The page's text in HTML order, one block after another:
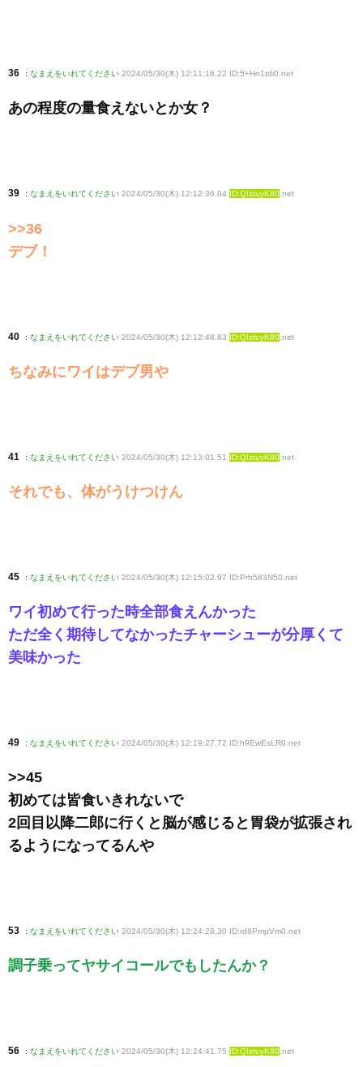
36 : なまえをいれてください 2024/05/30(木) 12:11:16.22 ID:5+Hn1tdi0 .net
あの程度の量食えないとか女？
39 : なまえをいれてください 2024/05/30(木) 12:12:36.04 ID:QIztuyK80.net
>>36
デブ！
40 : なまえをいれてください 2024/05/30(木) 12:12:48.83 ID:QIztuyK80 .net
ちなみにワイはデブ男や
41 : なまえをいれてください 2024/05/30(木) 12:13:01.51 ID:QIztuyK80 .net
それでも、体がうけつけん
45 : なまえをいれてください 2024/05/30(木) 12:15:02.97 ID:Prh583N50 .net
ワイ初めて行った時全部食えんかった
ただ全く期待してなかったチャーシューが分厚くて
美味かった
49 : なまえをいれてください 2024/05/30(木) 12:19:27.72 ID:h9EwEsLR0 .net
>>45
初めては皆食いきれないで
2回目以降二郎に行くと脳が感じると胃袋が拡張され
るようになってるんや
53 : なまえをいれてください 2024/05/30(木) 12:24:28.30 ID:rd8PmpVm0.net
調子乗ってヤサイコールでもしたんか？
56 : なまえをいれてください 2024/05/30(木) 12:24:41.75 ID:QIztuyK80.net